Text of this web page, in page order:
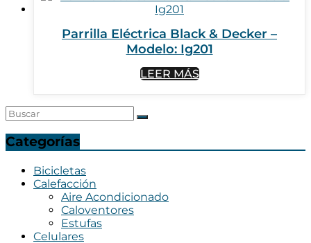
Parrilla Eléctrica Black & Decker –
Modelo: Ig201
LEER MÁS
Categorías
Bicicletas
Calefacción
Aire Acondicionado
Caloventores
Estufas
Celulares